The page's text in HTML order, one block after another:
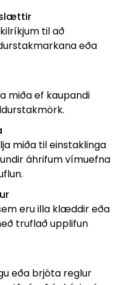
til að
eða
miða ef kaupandi
miða til einstaklinga
áhrifum vímuefna
eru illa klæddir eða
truflað upplifun
eða brjóta reglur